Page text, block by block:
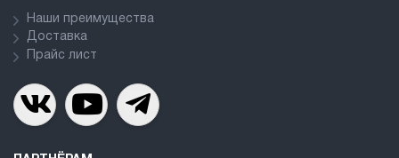
Наши преимущества
Доставка
Прайс лист